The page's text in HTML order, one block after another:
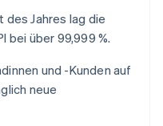
und
Jahres lag die
bei über 99,999 %.
und -Kunden auf
neue